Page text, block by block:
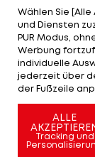
17. Rang.
Voglsang
In der
Dujardin
Mehr
Wählen Sie
und Diensten
PUR Modus,
Werbung
individuelle
jederzeit über
der Fußzeile
ALLE
Tracking und